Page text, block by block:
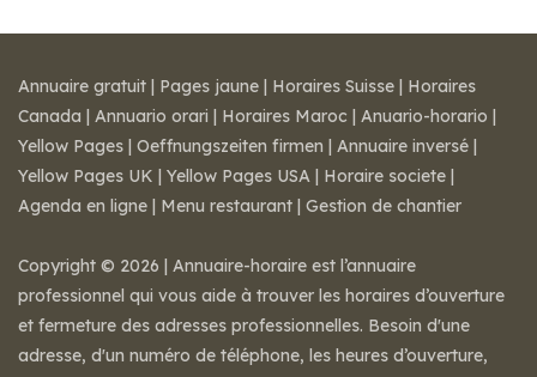
Annuaire gratuit | Pages jaune | Horaires Suisse | Horaires
Canada | Annuario orari | Horaires Maroc | Anuario-horario |
Yellow Pages | Oeffnungszeiten firmen | Annuaire inversé |
Yellow Pages UK | Yellow Pages USA | Horaire societe |
Agenda en ligne | Menu restaurant | Gestion de chantier
Copyright © 2026 | Annuaire-horaire est l’annuaire
professionnel qui vous aide à trouver les horaires d’ouverture
et fermeture des adresses professionnelles. Besoin d'une
adresse, d'un numéro de téléphone, les heures d’ouverture,